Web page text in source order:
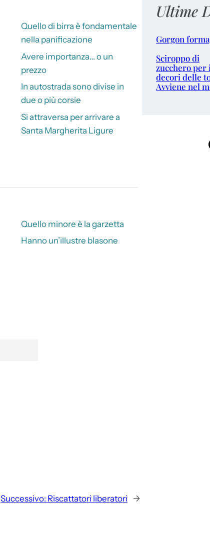
Quello di birra è fondamentale
nella panificazione
Avere importanza… o un
prezzo
In autostrada sono divise in
due o più corsie
Si attraversa per arrivare a
Santa Margherita Ligure
Quello minore è la garzetta
Hanno un’illustre blasone
Successivo: Riscattatori liberatori →
Ultime
Gorgon
Sciroppo di
zucchero per i
decori delle
Avviene nel